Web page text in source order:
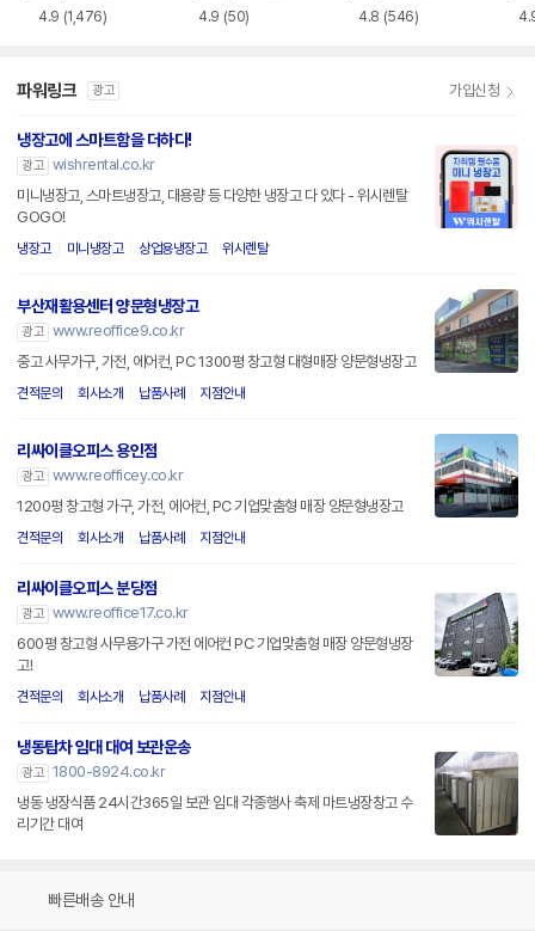
4.9 (1,476) 4.9 (50) 4.8 (546)
파워링크 광고 가입신청
냉장고에 스마트함을 더하다!
광고 wishrental.co.kr
미니냉장고, 스마트냉장고, 대용량 등 다양한 냉장고 다 있다 - 위시렌탈
GOGO!
냉장고 미니냉장고 상업용냉장고 위시렌탈
부산재활용센터 양문형냉장고
광고 www.reoffice9.co.kr
중고 사무가구, 가전, 에어컨, PC 1300평 창고형 대형매장 양문형냉장고
견적문의 회사소개 납품사례 지점안내
리싸이클오피스 용인점
광고 www.reofficey.co.kr
1200평 창고형 가구, 가전, 에어컨, PC 기업맞춤형 매장 양문형냉장고
견적문의 회사소개 납품사례 지점안내
리싸이클오피스 분당점
광고 www.reoffice17.co.kr
600평 창고형 사무용가구 가전 에어컨 PC 기업맞춤형 매장 양문형냉장
고!
견적문의 회사소개 납품사례 지점안내
냉동탑차 임대 대여 보관운송
광고 1800-8924.co.kr
냉동 냉장식품 24시간365일 보관 임대 각종행사 축제 마트냉장창고 수
리기간 대여
빠른배송 안내